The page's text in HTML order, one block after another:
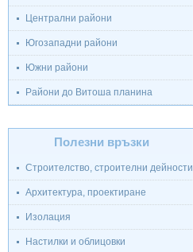
Централни райони
Югозападни райони
Южни райони
Райони до Витоша планина
Полезни връзки
Строителство, строителни дейности
Архитектура, проектиране
Изолация
Настилки и облицовки